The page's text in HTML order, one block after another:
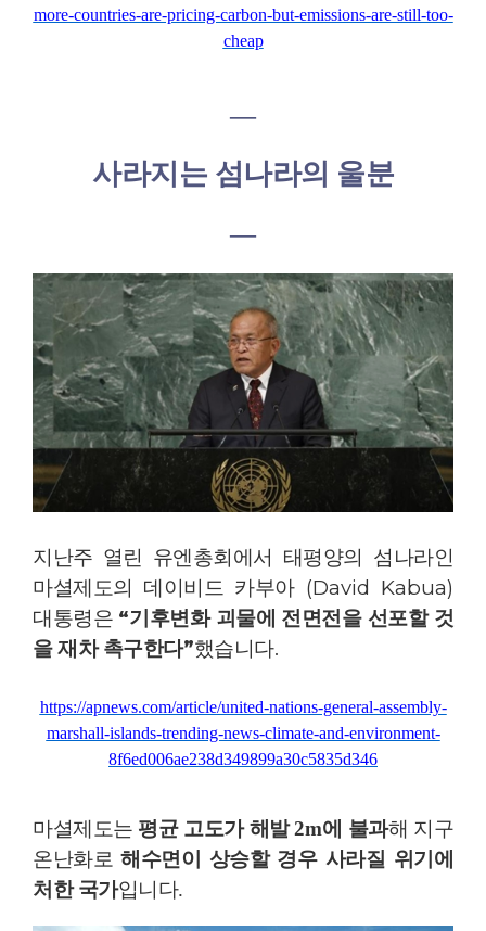
more-countries-are-pricing-carbon-but-emissions-are-still-too-
cheap
―
사라지는 섬나라의 울분
―
지난주 열린 유엔총회에서 태평양의 섬나라인
마셜제도의 데이비드 카부아 (David Kabua)
대통령은 “기후변화 괴물에 전면전을 선포할 것
을 재차 촉구한다”했습니다.
https://apnews.com/article/united-nations-general-assembly-
marshall-islands-trending-news-climate-and-environment-
8f6ed006ae238d349899a30c5835d346
마셜제도는 평균 고도가 해발2m에 불과해 지구
온난화로해수면이 상승할 경우 사라질 위기에
처한 국가입니다.